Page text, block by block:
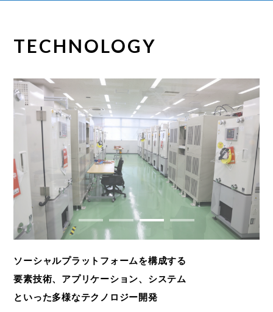
TECHNOLOGY
ソーシャルプラットフォームを構成する
要素技術、アプリケーション、システム
といった多様なテクノロジー開発